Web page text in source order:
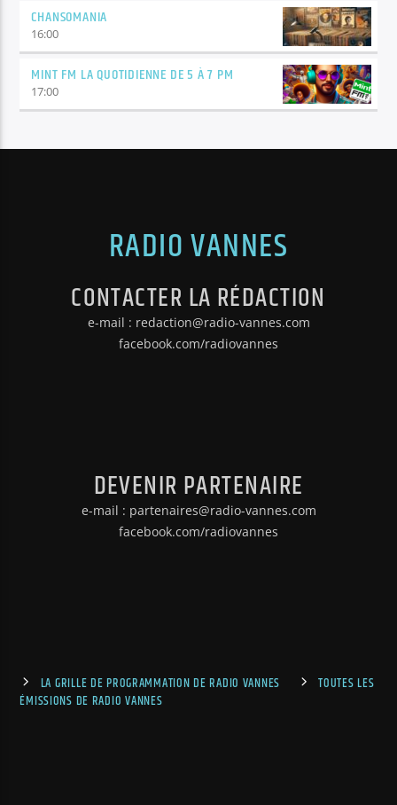
CHANSOMANIA
16:00
MINT FM LA QUOTIDIENNE DE 5 À 7 PM
17:00
RADIO VANNES
CONTACTER LA RÉDACTION
e-mail : redaction@radio-vannes.com
facebook.com/radiovannes
DEVENIR PARTENAIRE
e-mail : partenaires@radio-vannes.com
facebook.com/radiovannes
LA GRILLE DE PROGRAMMATION DE RADIO VANNES
TOUTES LES
ÉMISSIONS DE RADIO VANNES